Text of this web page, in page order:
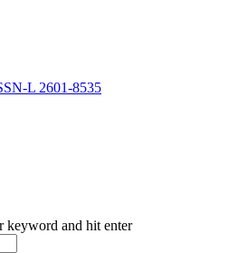
L 2601-8535
keyword and hit enter